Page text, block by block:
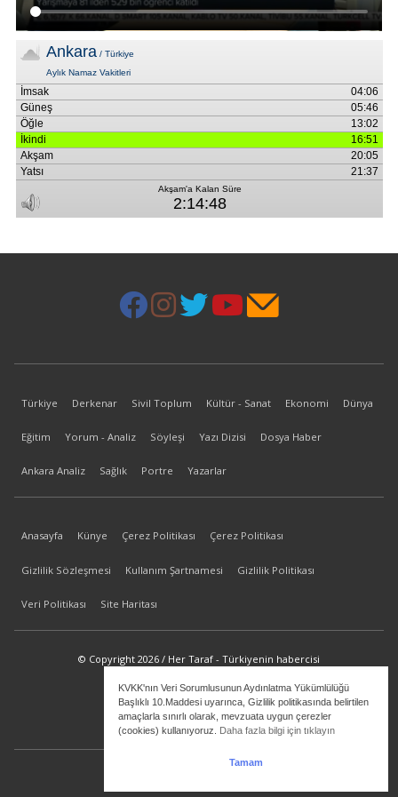
KVKK'nın Veri Sorumlusunun Aydınlatma Yükümlülüğü
Başlıklı 10.Maddesi uyarınca, Gizlilik politikasında belirtilen
amaçlarla sınırlı olarak, mevzuata uygun çerezler
(cookies) kullanıyoruz. Daha fazla bilgi için tıklayın
Tamam
Türkiye Derkenar Sivil Toplum Kültür - Sanat Ekonomi Dünya
Eğitim Yorum - Analiz Söyleşi Yazı Dizisi Dosya Haber
Ankara Analiz Sağlık Portre Yazarlar
Anasayfa Künye Çerez Politikası Çerez Politikası
Gizlilik Sözleşmesi Kullanım Şartnamesi Gizlilik Politikası
Veri Politikası Site Haritası
© Copyright 2026 / Her Taraf - Türkiyenin habercisi
bilgi@hertaraf.com